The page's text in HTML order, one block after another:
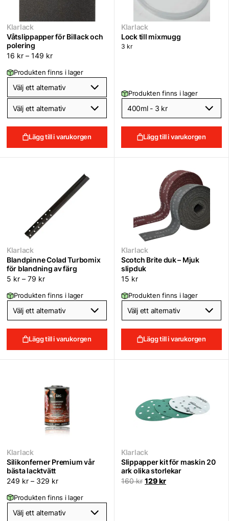
Klarlack
Våtslippapper för Billack och
polering
16 kr – 149 kr
Produkten finns i lager
Lägg till i varukorgen
Klarlack
Lock till mixmugg
3 kr
Produkten finns i lager
Lägg till i varukorgen
Klarlack
Blandpinne Colad Turbomix
för blandning av färg
5 kr – 79 kr
Produkten finns i lager
Lägg till i varukorgen
Klarlack
Scotch Brite duk – Mjuk
slipduk
15 kr
Produkten finns i lager
Lägg till i varukorgen
Klarlack
Silikonferner Premium vår
bästa lacktvätt
249 kr – 329 kr
Produkten finns i lager
Klarlack
Slippapper kit för maskin 20
ark olika storlekar
160kr Det
129krDet